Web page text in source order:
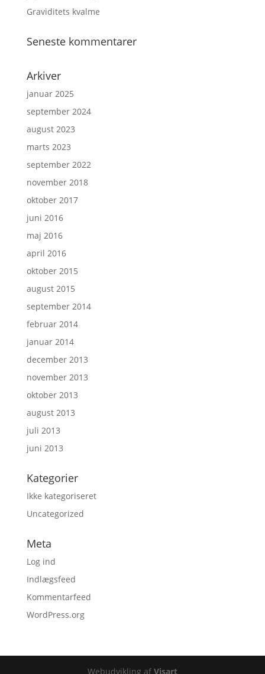
Graviditets kvalme
Seneste kommentarer
Arkiver
januar 2025
september 2024
august 2023
marts 2023
september 2022
november 2018
oktober 2017
juni 2016
maj 2016
april 2016
oktober 2015
august 2015
september 2014
februar 2014
januar 2014
december 2013
november 2013
oktober 2013
august 2013
juli 2013
juni 2013
Kategorier
Ikke kategoriseret
Uncategorized
Meta
Log ind
Indlægsfeed
Kommentarfeed
WordPress.org
Webudvikling af Visart